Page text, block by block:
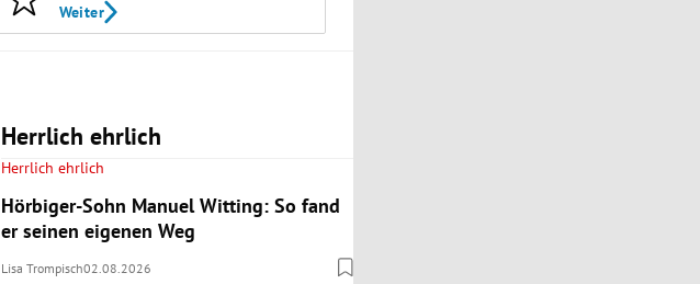
Weiter
Herrlich ehrlich
Herrlich ehrlich
Hörbiger-Sohn Manuel Witting: So fand
er seinen eigenen Weg
Lisa Trompisch02.08.2026